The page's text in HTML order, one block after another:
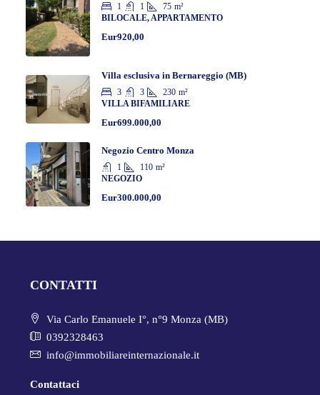
1 1 75 m²
BILOCALE, APPARTAMENTO
Eur920,00
Villa esclusiva in Bernareggio (MB)
3 3 230 m²
VILLA BIFAMILIARE
Eur699.000,00
Negozio Centro Monza
1 110 m²
NEGOZIO
Eur300.000,00
CONTATTI
Via Carlo Emanuele I°, n°9 Monza (MB)
0392328463
info@immobiliareinternazionale.it
Contattaci